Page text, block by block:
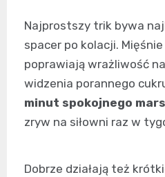
Najprostszy trik bywa
spacer po kolacji.
poprawiają wrażliwość
widzenia porannego
minut spokojnego
zryw na siłowni raz w
Dobrze działają też